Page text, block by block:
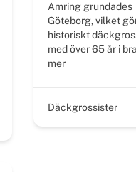
Amring grundades
Göteborg, vilket
historiskt
med över 65 år i
mer
Däckgrossister